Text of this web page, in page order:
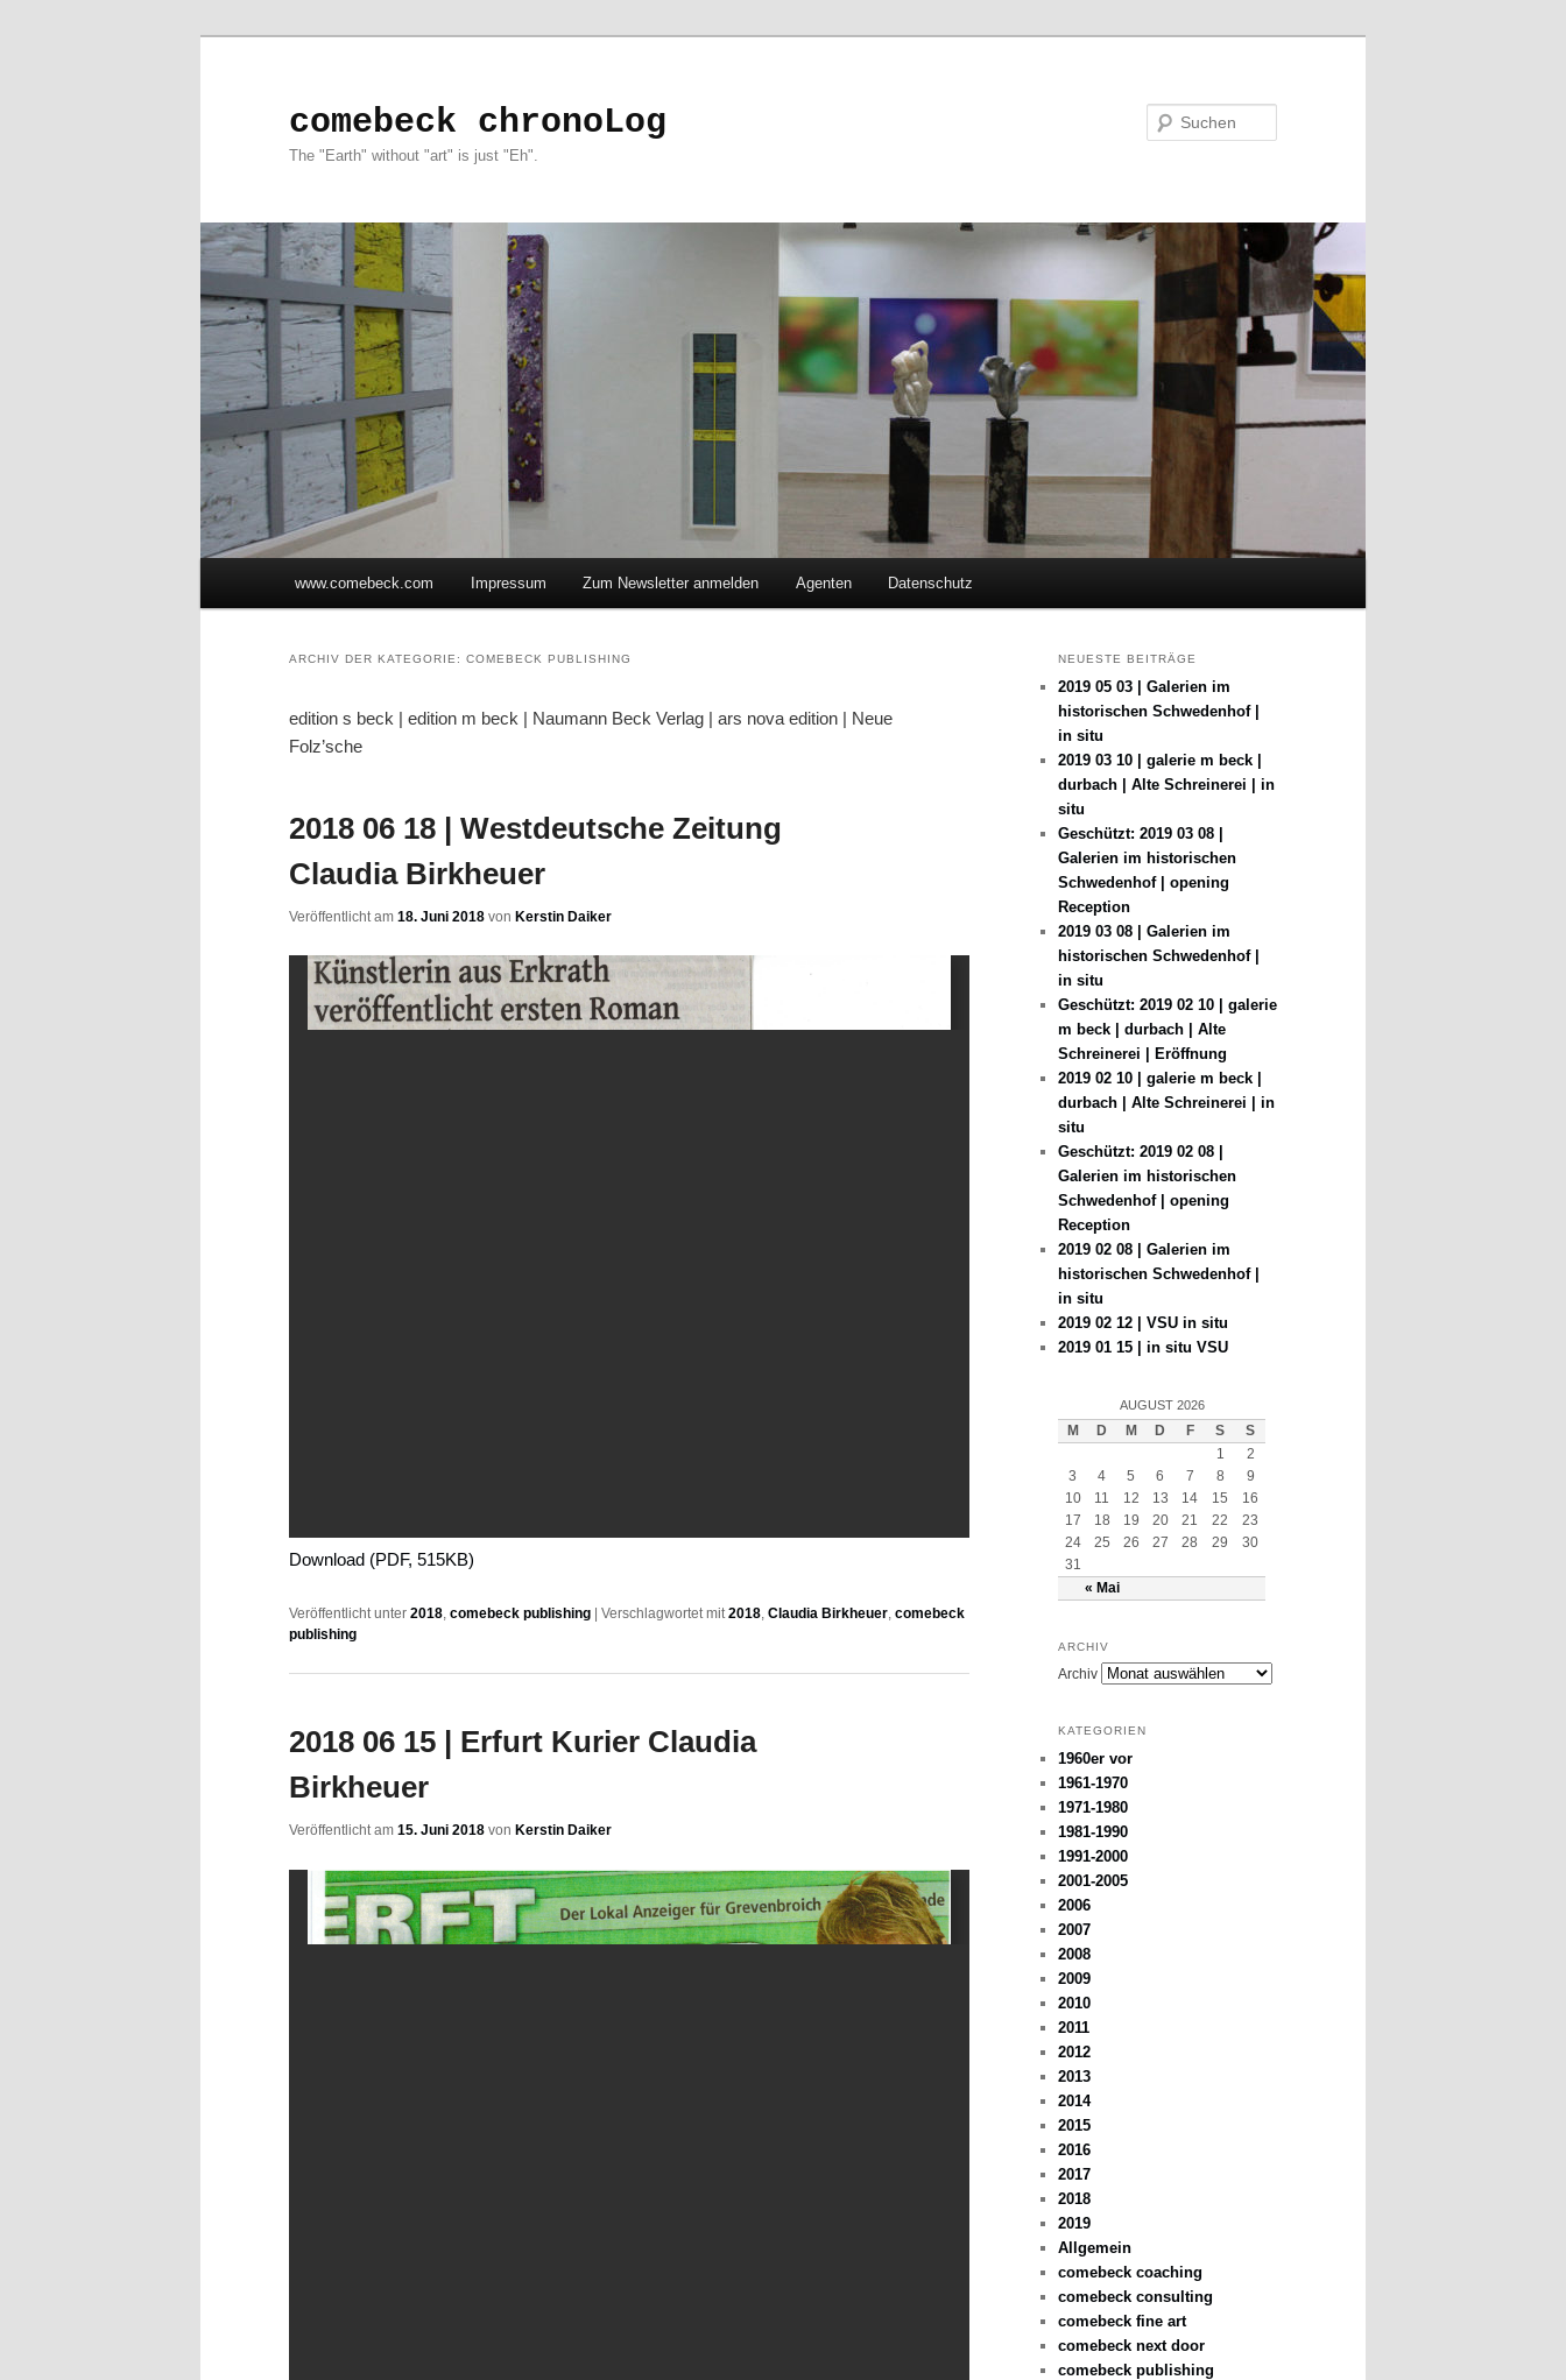
comebeck chronoLog
The "Earth" without "art" is just "Eh".
Zum Inhalt wechseln
Zum sekundären Inhalt wechseln
www.comebeck.com Impressum Zum Newsletter anmelden Agenten Datenschutz
ARCHIV DER KATEGORIE: COMEBECK PUBLISHING
edition s beck | edition m beck | Naumann Beck Verlag | ars nova edition | Neue
Folz’sche
2018 06 18 | Westdeutsche Zeitung
Claudia Birkheuer
Veröffentlicht am 18. Juni 2018 von Kerstin Daiker
Download (PDF, 515KB)
Veröffentlicht unter 2018 comebeck publishing | Verschlagwortet mit 2018 Claudia Birkheuer comebeck
publishing
2018 06 15 | Erfurt Kurier Claudia
Birkheuer
Veröffentlicht am 15. Juni 2018 von Kerstin Daiker
NEUESTE BEITRÄGE
2019 05 03 | Galerien im
historischen Schwedenhof |
in situ
2019 03 10 | galerie m beck |
durbach | Alte Schreinerei | in
situ
Geschützt: 2019 03 08 |
Galerien im historischen
Schwedenhof | opening
Reception
2019 03 08 | Galerien im
historischen Schwedenhof |
in situ
Geschützt: 2019 02 10 | galerie
m beck | durbach | Alte
Schreinerei | Eröffnung
2019 02 10 | galerie m beck |
durbach | Alte Schreinerei | in
situ
Geschützt: 2019 02 08 |
Galerien im historischen
Schwedenhof | opening
Reception
2019 02 08 | Galerien im
historischen Schwedenhof |
in situ
2019 02 12 | VSU in situ
2019 01 15 | in situ VSU
AUGUST 2026
M D M D F S S
« Mai
1
2
3
4 5 6 7 8
9
10
11 12 13 14 15
16
17
18 19 20 21 22
23
24
25 26 27 28 29
30
31
ARCHIV
Archiv
KATEGORIEN
1960er vor
1961-1970
1971-1980
1981-1990
1991-2000
2001-2005
2006
2007
2008
2009
2010
2011
2012
2013
2014
2015
2016
2017
2018
2019
Allgemein
comebeck coaching
comebeck consulting
comebeck fine art
comebeck next door
comebeck publishing